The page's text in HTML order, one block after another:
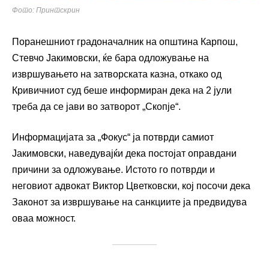
Фото: Принтскрин
Поранешниот градоначалник на општина Карпош,
Стевчо Јакимовски, ќе бара одложување на
извршувањето на затворската казна, откако од
Кривичниот суд беше информиран дека на 2 јули
треба да се јави во затворот „Скопје“.
Информацијата за „Фокус“ ја потврди самиот
Јакимовски, наведувајќи дека постојат оправдани
причини за одложување. Истото го потврди и
неговиот адвокат Виктор Цветковски, кој посочи дека
Законот за извршување на санкциите ја предвидува
оваа можност.